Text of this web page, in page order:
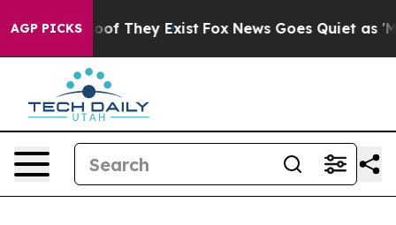
AGP PICKS
no Proof They Exist Fox News Goes Quiet as